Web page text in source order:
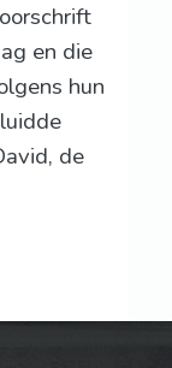
en die
hun
de